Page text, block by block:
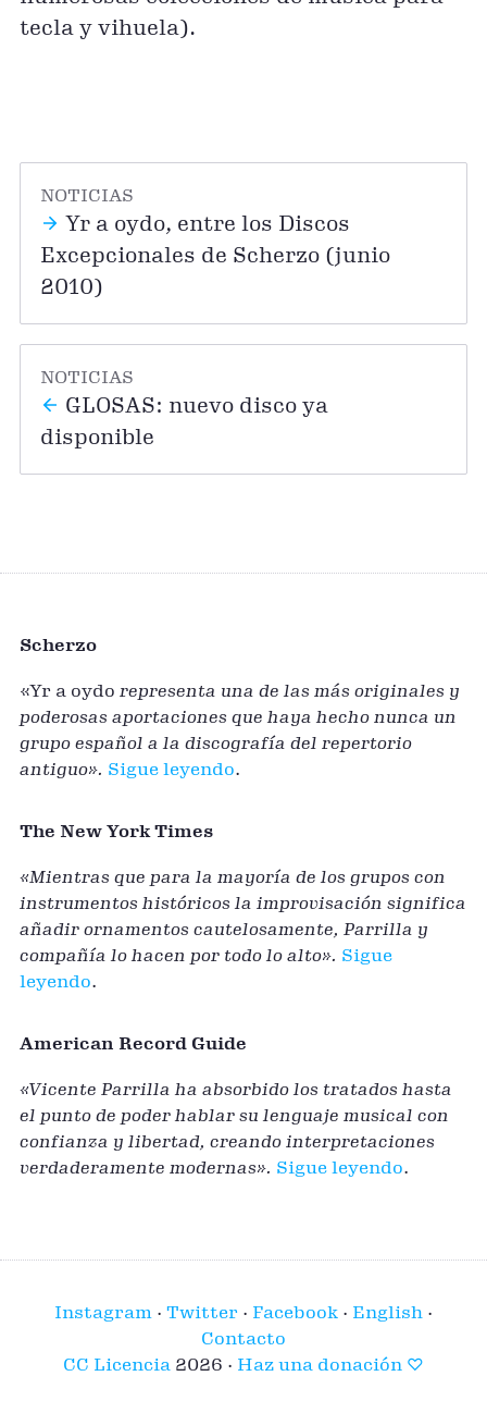
tecla y vihuela).
NOTICIAS
Yr a oydo, entre los Discos
Excepcionales de Scherzo (junio
2010)
NOTICIAS
GLOSAS: nuevo disco ya
disponible
Scherzo
«Yr a oydo representa una de las más originales y
poderosas aportaciones que haya hecho nunca un
grupo español a la discografía del repertorio
antiguo». Sigue leyendo.
The New York Times
«Mientras que para la mayoría de los grupos con
instrumentos históricos la improvisación significa
añadir ornamentos cautelosamente, Parrilla y
compañía lo hacen por todo lo alto». Sigue
leyendo.
American Record Guide
«Vicente Parrilla ha absorbido los tratados hasta
el punto de poder hablar su lenguaje musical con
confianza y libertad, creando interpretaciones
verdaderamente modernas». Sigue leyendo.
Instagram · Twitter · Facebook · English ·
Contacto
CC Licencia 2026 · Haz una donación ♡